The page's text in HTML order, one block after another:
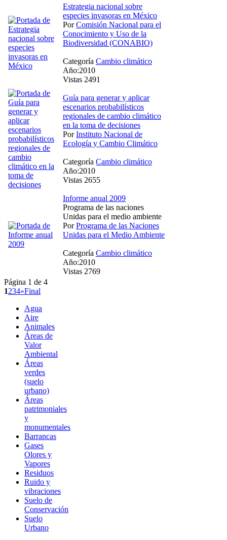
Estrategia nacional sobre
especies invasoras en México
PorComisión Nacional para el
Conocimiento y Uso de la
Biodiversidad (CONABIO)
Categoría Cambio climático
Año:2010
Vistas 2491
Guía para generar y aplicar
escenarios probabilísticos
regionales de cambio climático
en la toma de decisiones
PorInstituto Nacional de
Ecología y Cambio Climático
Categoría Cambio climático
Año:2010
Vistas 2655
Informe anual 2009
Programa de las naciones
Unidas para el medio ambiente
PorPrograma de las Naciones
Unidas para el Medio Ambiente
Categoría Cambio climático
Año:2010
Vistas 2769
Página 1 de 4
1234»Final
Agua
Aire
Animales
Áreas de
Valor
Ambiental
Áreas
verdes
(suelo
urbano)
Áreas
patrimoniales
y
monumentales
Barrancas
Gases
Olores y
Vapores
Residuos
Ruido y
vibraciones
Suelo de
Conservación
Suelo
Urbano